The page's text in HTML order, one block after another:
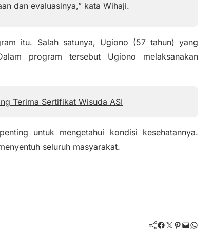
dan evaluasinya,” kata Wihaji.
itu. Salah satunya, Ugiono (57 tahun) yang
program tersebut Ugiono melaksanakan
Terima Sertifikat Wisuda ASI
untuk mengetahui kondisi kesehatannya.
seluruh masyarakat.
Facebook Twitter Pinterest Mail WhatsApp